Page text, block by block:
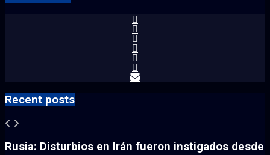
Recent posts
Rusia: Disturbios en Irán fueron instigados desde